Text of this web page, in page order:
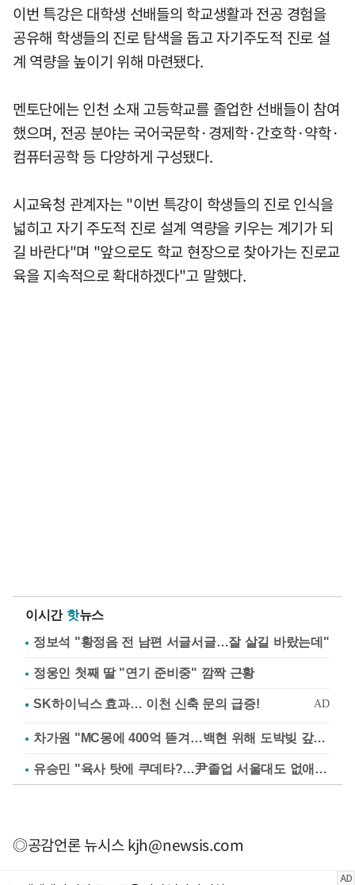
이번 특강은 대학생 선배들의 학교생활과 전공 경험을
공유해 학생들의 진로 탐색을 돕고 자기주도적 진로 설
계 역량을 높이기 위해 마련됐다.
멘토단에는 인천 소재 고등학교를 졸업한 선배들이 참여
했으며, 전공 분야는 국어국문학·경제학·간호학·약학·
컴퓨터공학 등 다양하게 구성됐다.
시교육청 관계자는 "이번 특강이 학생들의 진로 인식을
넓히고 자기 주도적 진로 설계 역량을 키우는 계기가 되
길 바란다"며 "앞으로도 학교 현장으로 찾아가는 진로교
육을 지속적으로 확대하겠다"고 말했다.
이시간 핫뉴스
정보석 "황정음 전 남편 서글서글…잘 살길 바랐는데"
정웅인 첫째 딸 "연기 준비중" 깜짝 근황
차가원 "MC몽에 400억 뜯겨…백현 위해 도박빚 갚아줘"
유승민 "육사 탓에 쿠데타?…尹졸업 서울대도 없애나"
◎공감언론 뉴시스kjh@newsis.com